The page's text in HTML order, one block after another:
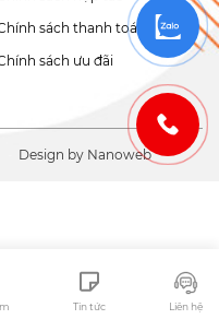
sách thanh toán
sách ưu đãi
Design by Nanoweb
Tin tức Liên hệ